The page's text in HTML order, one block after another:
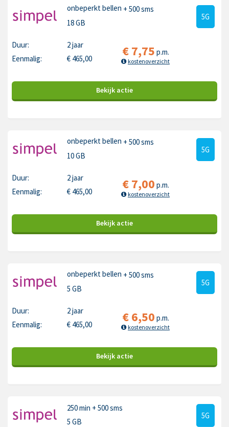
onbeperkt bellen + 500 sms
18 GB
5G
Duur:
2 jaar
Eenmalig:
€ 465,00 €7,75 p.m.
kostenoverzicht
Bekijk actie
onbeperkt bellen + 500 sms
10 GB
5G
Duur:
2 jaar
Eenmalig:
€ 465,00 €7,00 p.m.
kostenoverzicht
Bekijk actie
onbeperkt bellen + 500 sms
5 GB
5G
Duur:
2 jaar
Eenmalig:
€ 465,00 €6,50 p.m.
kostenoverzicht
Bekijk actie
250 min + 500 sms
5 GB
5G